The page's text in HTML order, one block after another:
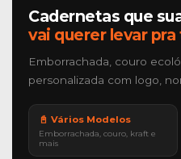
Cadernetas que
vai querer levar
Emborrachada, couro
personalizada com logo,
📓 Vários Modelos
Emborrachada, couro, kraft e
mais